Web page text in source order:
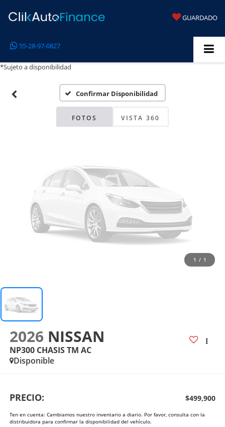
GUARDADO
55-28-97-0827
*Sujeto a disponibilidad
Confirmar Disponibilidad
FOTOS VISTA 360
Disponibles
Por favor, revise luego
1 / 1
2026 NISSAN
NP300 CHASIS TM AC
Disponible
PRECIO: $499,900
Ten en cuenta: Cambiamos nuestro inventario a diario. Por favor, consulta con la
distribuidora para confirmar la disponibilidad del vehículo.